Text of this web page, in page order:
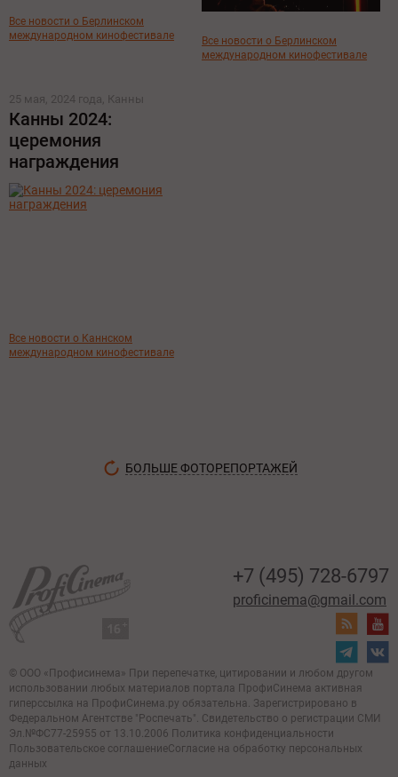
Все новости о Берлинском
международном кинофестивале
Все новости о Берлинском
международном кинофестивале
25 мая, 2024 года, Канны
Канны 2024:
церемония
награждения
Все новости о Каннском
международном кинофестивале
БОЛЬШЕ ФОТОРЕПОРТАЖЕЙ
+7 (495) 728-6797
proficinema@gmail.com
© ООО «Профисинема» При перепечатке, цитировании и любом другом
использовании любых материалов портала ПрофиСинема активная
гиперссылка на ПрофиСинема.ру обязательна. Зарегистрировано в
Федеральном Агентстве "Роспечать". Свидетельство о регистрации СМИ
Эл.№ФС77-25955 от 13.10.2006 Политика конфиденциальности
Пользовательское соглашениеСогласие на обработку персональных
данных